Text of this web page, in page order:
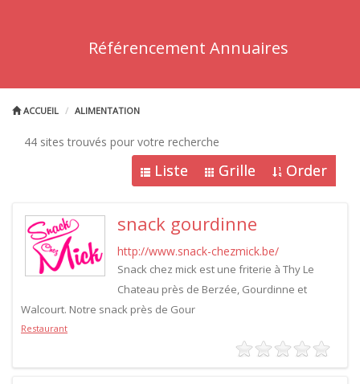
Référencement Annuaires
ACCUEIL ALIMENTATION
44 sites trouvés pour votre recherche
Liste Grille Order
snack gourdinne
http://www.snack-chezmick.be/
Snack chez mick est une friterie à Thy Le
Chateau près de Berzée, Gourdinne et
Walcourt. Notre snack près de Gour
Restaurant